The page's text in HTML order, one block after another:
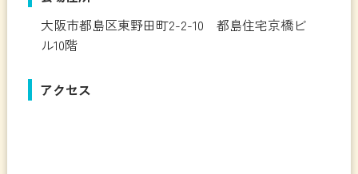
大阪市都島区東野田町2-2-10 都島住宅京橋ビ
ル10階
アクセス